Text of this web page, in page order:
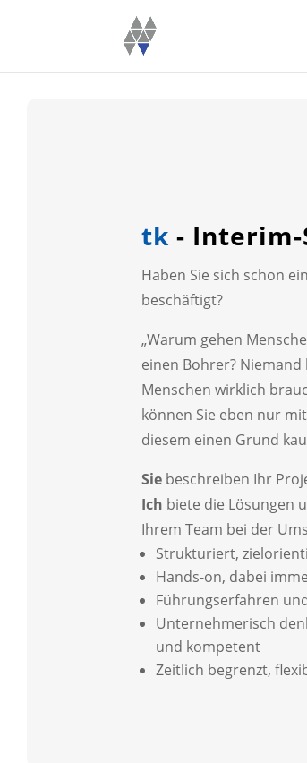
tk -
Haben Sie sich schon
beschäftigt?
„Warum gehen
einen Bohrer?
Menschen wirklich
können Sie eben nur
diesem einen Grund
Sie beschreiben Ihr
Ich biete die Lösungen
Ihrem Team bei der
Strukturiert,
Hands-on, dabei
Führungserfahren
Unternehmerisch
und kompetent
Zeitlich begrenzt,